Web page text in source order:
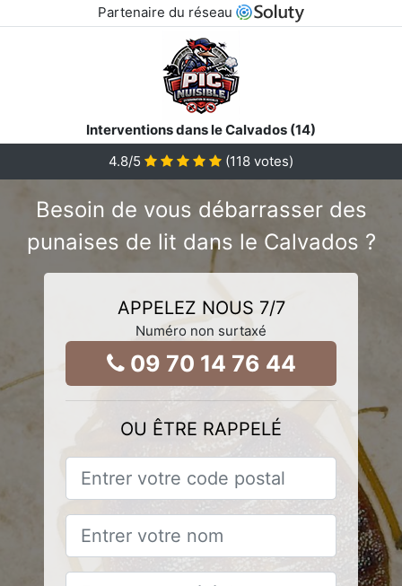
Partenaire du réseau
Interventions dans le Calvados (14)
4.8/5 (118 votes)
Besoin de vous débarrasser des
punaises de lit dans le Calvados ?
APPELEZ NOUS 7/7
Numéro non surtaxé
09 70 14 76 44
OU ÊTRE RAPPELÉ